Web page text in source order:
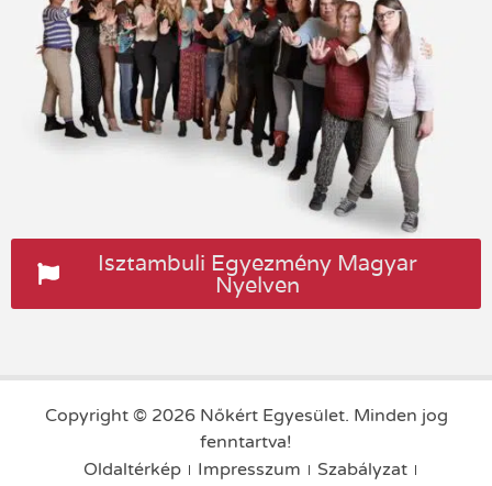
Isztambuli Egyezmény Magyar
Nyelven
Copyright © 2026 Nőkért Egyesület. Minden jog
fenntartva!
Oldaltérkép
Impresszum Szabályzat